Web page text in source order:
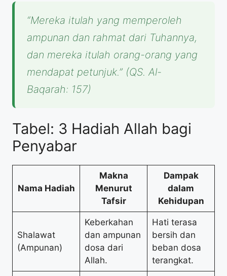
“Mereka itulah yang memperoleh
ampunan dan rahmat dari Tuhannya,
dan mereka itulah orang-orang yang
mendapat petunjuk.” (QS. Al-
Baqarah: 157)
Tabel: 3 Hadiah Allah bagi
Penyabar
Nama Hadiah
Makna
Menurut
Tafsir
Dampak
dalam
Kehidupan
Shalawat
(Ampunan)
Keberkahan
dan ampunan
dosa dari
Allah.
Hati terasa
bersih dan
beban dosa
terangkat.